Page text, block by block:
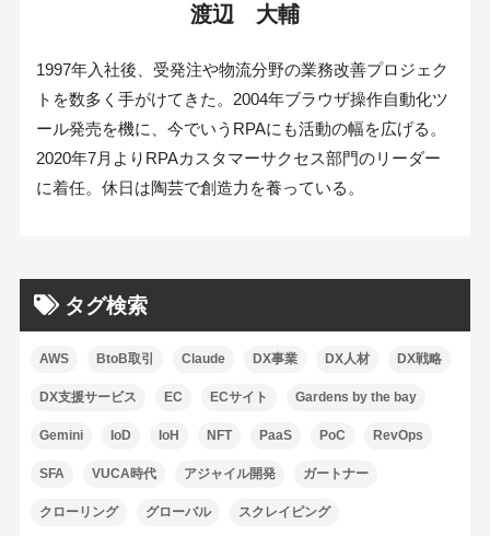
渡辺 大輔
1997年入社後、受発注や物流分野の業務改善プロジェク
トを数多く手がけてきた。2004年ブラウザ操作自動化ツ
ール発売を機に、今でいうRPAにも活動の幅を広げる。
2020年7月よりRPAカスタマーサクセス部門のリーダー
に着任。休日は陶芸で創造力を養っている。
タグ検索
AWS BtoB取引 Claude DX事業 DX人材 DX戦略
DX支援サービス EC ECサイト Gardens by the bay
Gemini IoD IoH NFT PaaS PoC RevOps
SFA VUCA時代 アジャイル開発 ガートナー
クローリング グローバル スクレイピング